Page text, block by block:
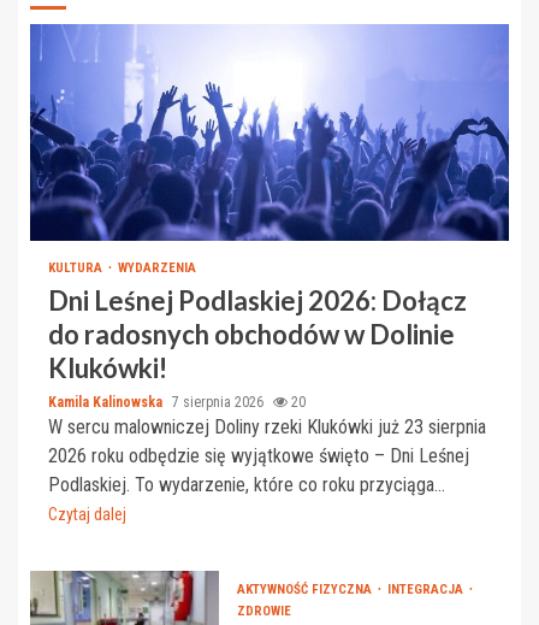
KULTURA WYDARZENIA
Dni Leśnej Podlaskiej 2026: Dołącz
do radosnych obchodów w Dolinie
Klukówki!
Kamila Kalinowska 7 sierpnia 2026 20
W sercu malowniczej Doliny rzeki Klukówki już 23 sierpnia
2026 roku odbędzie się wyjątkowe święto – Dni Leśnej
Podlaskiej. To wydarzenie, które co roku przyciąga...
Czytaj dalej
AKTYWNOŚĆ FIZYCZNA
INTEGRACJA
ZDROWIE